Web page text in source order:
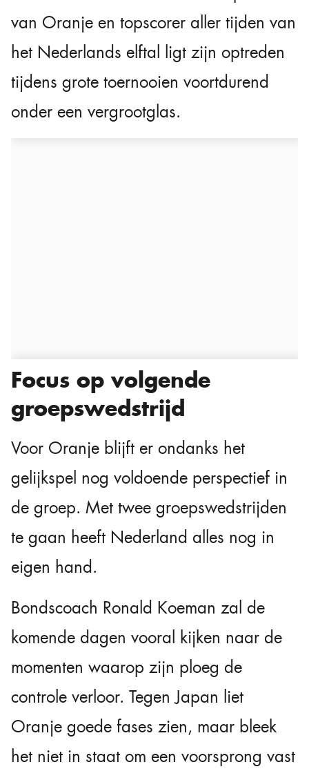
van Oranje en topscorer aller tijden van
het Nederlands elftal ligt zijn optreden
tijdens grote toernooien voortdurend
onder een vergrootglas.
Focus op volgende
groepswedstrijd
Voor Oranje blijft er ondanks het
gelijkspel nog voldoende perspectief in
de groep. Met twee groepswedstrijden
te gaan heeft Nederland alles nog in
eigen hand.
Bondscoach Ronald Koeman zal de
komende dagen vooral kijken naar de
momenten waarop zijn ploeg de
controle verloor. Tegen Japan liet
Oranje goede fases zien, maar bleek
het niet in staat om een voorsprong vast